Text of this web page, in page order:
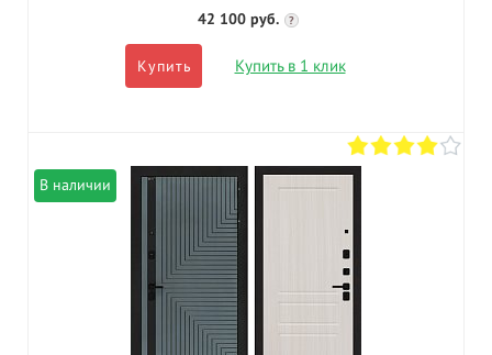
42 100 руб. ?
Купить Купить в 1 клик
В наличии